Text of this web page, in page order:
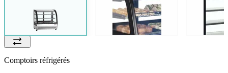
Comptoirs réfrigérés